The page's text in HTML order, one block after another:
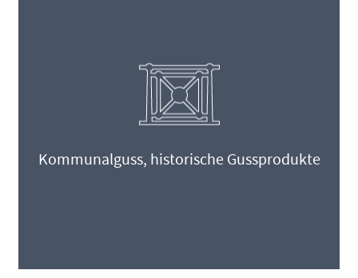
Kommunalguss, historische Gussprodukte